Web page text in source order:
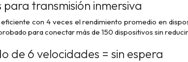
para transmisión inmersiva
con 4 veces el rendimiento promedio en
para conectar más de 150 dispositivos sin
de 6 velocidades = sin espera